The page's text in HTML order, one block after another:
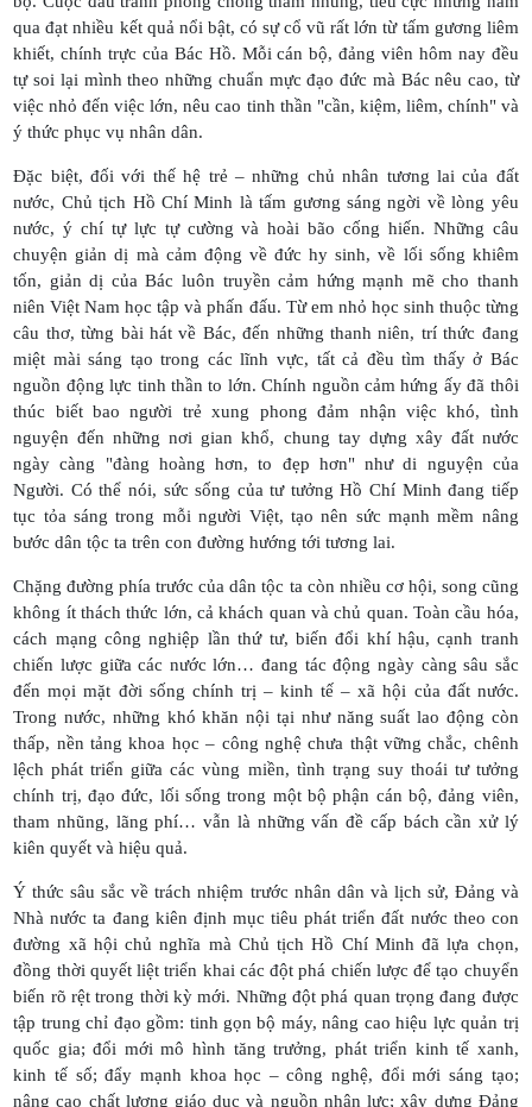
qua đạt nhiều kết quả nổi bật, có sự cổ vũ rất lớn từ tấm gương liêm
khiết, chính trực của Bác Hồ. Mỗi cán bộ, đảng viên hôm nay đều
tự soi lại mình theo những chuẩn mực đạo đức mà Bác nêu cao, từ
việc nhỏ đến việc lớn, nêu cao tinh thần "cần, kiệm, liêm, chính" và
ý thức phục vụ nhân dân.
Đặc biệt, đối với thế hệ trẻ – những chủ nhân tương lai của đất
nước, Chủ tịch Hồ Chí Minh là tấm gương sáng ngời về lòng yêu
nước, ý chí tự lực tự cường và hoài bão cống hiến. Những câu
chuyện giản dị mà cảm động về đức hy sinh, về lối sống khiêm
tốn, giản dị của Bác luôn truyền cảm hứng mạnh mẽ cho thanh
niên Việt Nam học tập và phấn đấu. Từ em nhỏ học sinh thuộc từng
câu thơ, từng bài hát về Bác, đến những thanh niên, trí thức đang
miệt mài sáng tạo trong các lĩnh vực, tất cả đều tìm thấy ở Bác
nguồn động lực tinh thần to lớn. Chính nguồn cảm hứng ấy đã thôi
thúc biết bao người trẻ xung phong đảm nhận việc khó, tình
nguyện đến những nơi gian khổ, chung tay dựng xây đất nước
ngày càng "đàng hoàng hơn, to đẹp hơn" như di nguyện của
Người. Có thể nói, sức sống của tư tưởng Hồ Chí Minh đang tiếp
tục tỏa sáng trong mỗi người Việt, tạo nên sức mạnh mềm nâng
bước dân tộc ta trên con đường hướng tới tương lai.
Chặng đường phía trước của dân tộc ta còn nhiều cơ hội, song cũng
không ít thách thức lớn, cả khách quan và chủ quan. Toàn cầu hóa,
cách mạng công nghiệp lần thứ tư, biến đổi khí hậu, cạnh tranh
chiến lược giữa các nước lớn… đang tác động ngày càng sâu sắc
đến mọi mặt đời sống chính trị – kinh tế – xã hội của đất nước.
Trong nước, những khó khăn nội tại như năng suất lao động còn
thấp, nền tảng khoa học – công nghệ chưa thật vững chắc, chênh
lệch phát triển giữa các vùng miền, tình trạng suy thoái tư tưởng
chính trị, đạo đức, lối sống trong một bộ phận cán bộ, đảng viên,
tham nhũng, lãng phí… vẫn là những vấn đề cấp bách cần xử lý
kiên quyết và hiệu quả.
Ý thức sâu sắc về trách nhiệm trước nhân dân và lịch sử, Đảng và
Nhà nước ta đang kiên định mục tiêu phát triển đất nước theo con
đường xã hội chủ nghĩa mà Chủ tịch Hồ Chí Minh đã lựa chọn,
đồng thời quyết liệt triển khai các đột phá chiến lược để tạo chuyển
biến rõ rệt trong thời kỳ mới. Những đột phá quan trọng đang được
tập trung chỉ đạo gồm: tinh gọn bộ máy, nâng cao hiệu lực quản trị
quốc gia; đổi mới mô hình tăng trưởng, phát triển kinh tế xanh,
kinh tế số; đẩy mạnh khoa học – công nghệ, đổi mới sáng tạo;
nâng cao chất lượng giáo dục và nguồn nhân lực; xây dựng Đảng